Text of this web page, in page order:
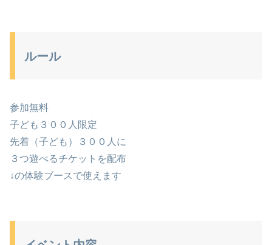
ルール
参加無料
子ども３００人限定
先着（子ども）３００人に
３つ遊べるチケットを配布
↓の体験ブースで使えます